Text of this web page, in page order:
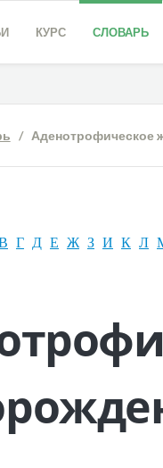
КУРС СЛОВАРЬ
/ Аденотрофическое
Г Д Е Ж З И К Л